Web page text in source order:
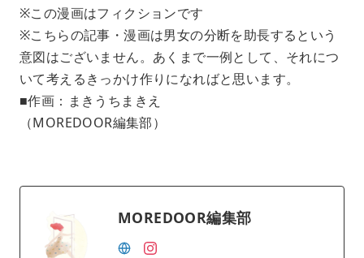
※この漫画はフィクションです
※こちらの記事・漫画は男女の分断を助長するという
意図はございません。あくまで一例として、それにつ
いて考えるきっかけ作りになればと思います。
■作画：まきうちまきえ
（MOREDOOR編集部）
MOREDOOR編集部